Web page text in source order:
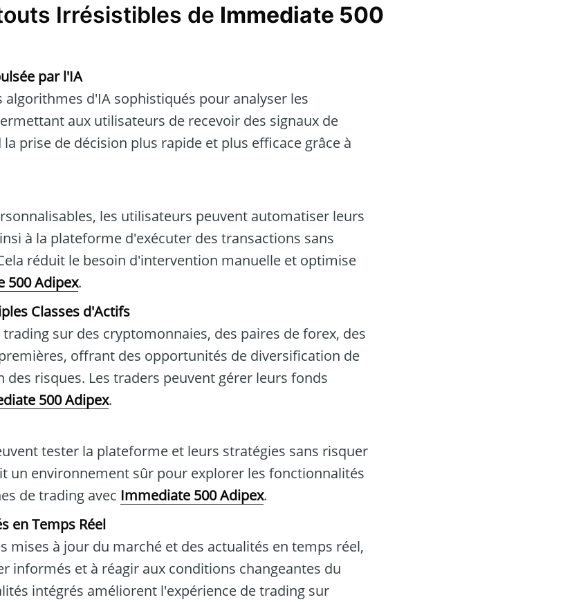
Irrésistibles de Immediate 500
par l'IA
algorithmes d'IA sophistiqués pour analyser les
aux utilisateurs de recevoir des signaux de
prise de décision plus rapide et plus efficace grâce à
les utilisateurs peuvent automatiser leurs
à la plateforme d'exécuter des transactions sans
réduit le besoin d'intervention manuelle et optimise
500 Adipex.
Classes d'Actifs
sur des cryptomonnaies, des paires de forex, des
offrant des opportunités de diversification de
risques. Les traders peuvent gérer leurs fonds
500 Adipex.
tester la plateforme et leurs stratégies sans risquer
un environnement sûr pour explorer les fonctionnalités
de trading avec Immediate 500 Adipex.
en Temps Réel
mises à jour du marché et des actualités en temps réel,
informés et à réagir aux conditions changeantes du
intégrés améliorent l'expérience de trading sur